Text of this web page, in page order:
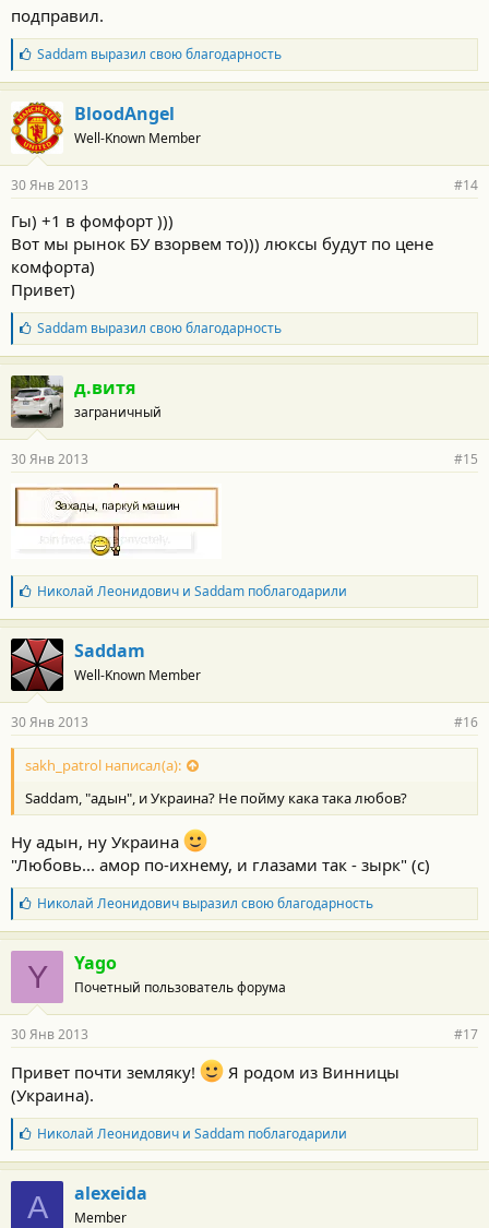
подправил.
Б
л
а
г
о
д
а
н
с
т
и
Saddamвыразил свою благодарность
BloodAngel
Well-Known Member
30 Янв 2013 #14
Гы) +1 в фомфорт )))
Вот мы рынок БУ взорвем то))) люксы будут по цене
комфорта)
Привет)
Б
л
а
г
о
д
а
н
о
т
Saddamвыразил свою благодарность
д.витя
заграничный
30 Янв 2013 #15
Б
л
а
г
о
д
а
н
о
с
и
:
Николай Леонидовичи Saddamпоблагодарили
Saddam
Well-Known Member
30 Янв 2013 #16
sakh_patrol написал(а):
Saddam, "адын", и Украина? Не пойму кака така любов?
Ну адын, ну Украина
"Любовь... амор по-ихнему, и глазами так - зырк" (с)
Б
л
а
г
о
д
а
н
с
т
и
:
Николай Леонидовичвыразил свою благодарность
Y Yago
Почетный пользователь форума
30 Янв 2013 #17
Привет почти земляку!
Я родом из Винницы
(Украина).
Б
л
а
г
о
Николай Леонидовичи Saddamпоблагодарили
A alexeida
Member